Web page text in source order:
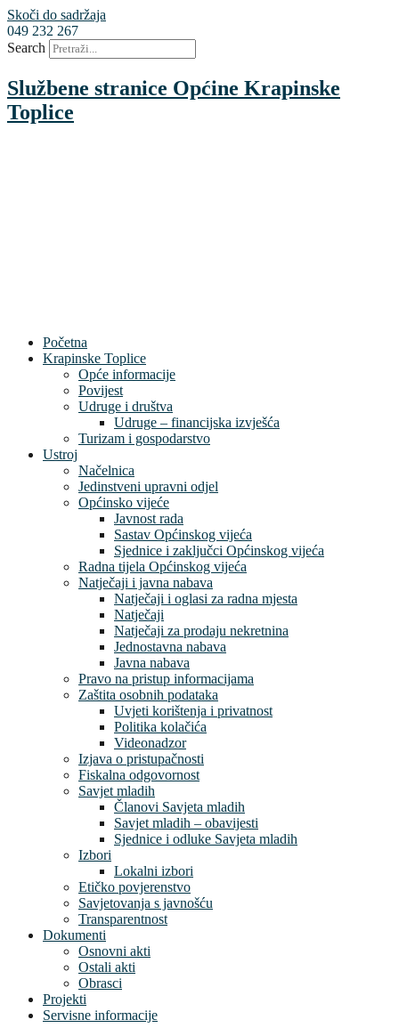
Skoči do sadržaja
049 232 267
Search
Službene stranice Općine Krapinske
Toplice
Početna
Krapinske Toplice
Opće informacije
Povijest
Udruge i društva
Udruge – financijska izvješća
Turizam i gospodarstvo
Ustroj
Načelnica
Jedinstveni upravni odjel
Općinsko vijeće
Javnost rada
Sastav Općinskog vijeća
Sjednice i zaključci Općinskog vijeća
Radna tijela Općinskog vijeća
Natječaji i javna nabava
Natječaji i oglasi za radna mjesta
Natječaji
Natječaji za prodaju nekretnina
Jednostavna nabava
Javna nabava
Pravo na pristup informacijama
Zaštita osobnih podataka
Uvjeti korištenja i privatnost
Politika kolačića
Videonadzor
Izjava o pristupačnosti
Fiskalna odgovornost
Savjet mladih
Članovi Savjeta mladih
Savjet mladih – obavijesti
Sjednice i odluke Savjeta mladih
Izbori
Lokalni izbori
Etičko povjerenstvo
Savjetovanja s javnošću
Transparentnost
Dokumenti
Osnovni akti
Ostali akti
Obrasci
Projekti
Servisne informacije